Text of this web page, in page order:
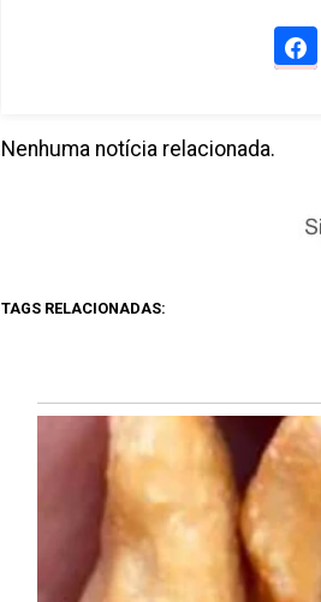
Nenhuma notícia relacionada.
TAGS RELACIONADAS: